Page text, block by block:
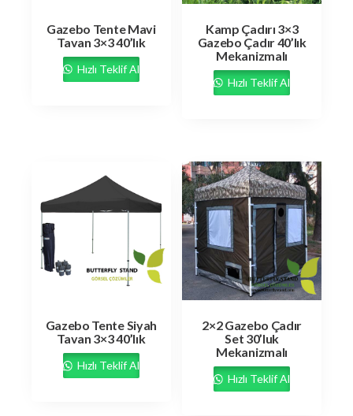
Gazebo Tente Mavi
Tavan 3×3 40’lık
Hızlı Teklif Al
Kamp Çadırı 3×3
Gazebo Çadır 40’lık
Mekanizmalı
Hızlı Teklif Al
Gazebo Tente Siyah
Tavan 3×3 40’lık
Hızlı Teklif Al
2×2 Gazebo Çadır
Set 30’luk
Mekanizmalı
Hızlı Teklif Al